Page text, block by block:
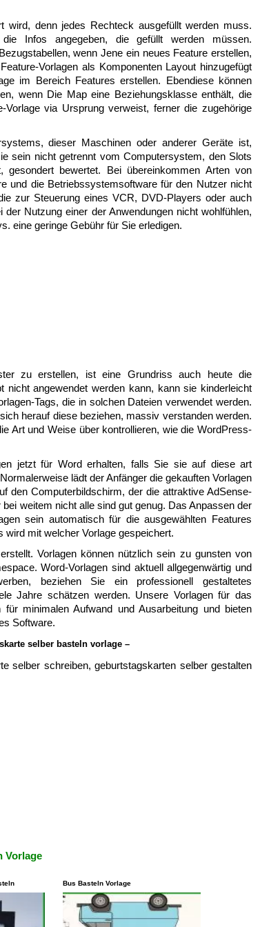
wird, denn jedes Rechteck ausgefüllt werden muss.
Infos angegeben, die gefüllt werden müssen.
wenn Jene ein neues Feature erstellen,
Vorlagen als Komponenten Layout hinzugefügt
im Bereich Features erstellen. Ebendiese können
wenn Die Map eine Beziehungsklasse enthält, die
via Ursprung verweist, ferner die zugehörige
dieser Maschinen oder anderer Geräte ist,
sein nicht getrennt vom Computersystem, den Slots
bewertet. Bei übereinkommen Arten von
und die Betriebssystemsoftware für den Nutzer nicht
zur Steuerung eines VCR, DVD-Players oder auch
Nutzung einer der Anwendungen nicht wohlfühlen,
eine geringe Gebühr für Sie erledigen.
zu erstellen, ist eine Grundriss auch heute die
nicht angewendet werden kann, kann sie kinderleicht
Tags, die in solchen Dateien verwendet werden.
herauf diese beziehen, massiv verstanden werden.
Art und Weise über kontrollieren, wie die WordPress-
jetzt für Word erhalten, falls Sie sie auf diese art
lädt der Anfänger die gekauften Vorlagen
den Computerbildschirm, der die attraktive AdSense-
weitem nicht alle sind gut genug. Das Anpassen der
sein automatisch für die ausgewählten Features
wird mit welcher Vorlage gespeichert.
Vorlagen können nützlich sein zu gunsten von
Word-Vorlagen sind aktuell allgegenwärtig und
beziehen Sie ein professionell gestaltetes
Jahre schätzen werden. Unsere Vorlagen für das
minimalen Aufwand und Ausarbeitung und bieten
Software.
selber basteln vorlage –
selber schreiben, geburtstagskarten selber gestalten
Vorlage
Bus Basteln Vorlage